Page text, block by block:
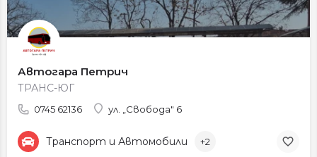
Автогара Петрич
ТРАНС-ЮГ
0745 62136 ул. „Свобода" 6
Транспорт и Автомобили +2